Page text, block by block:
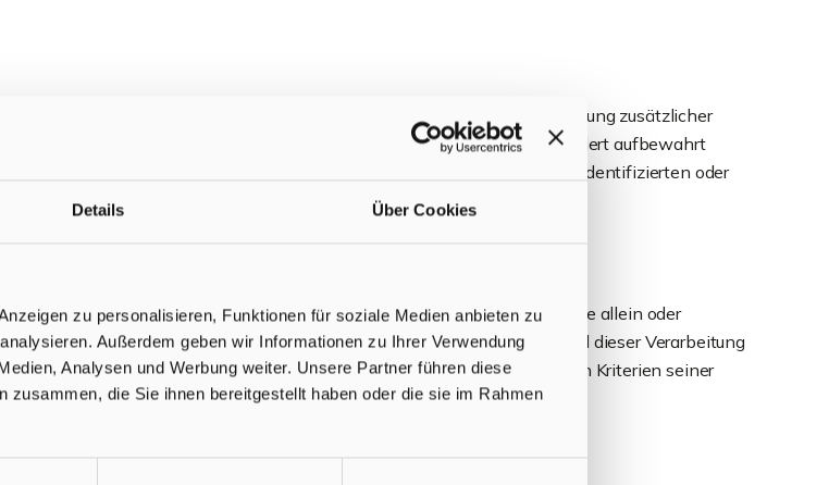
Details Über Cookies
zu personalisieren, Funktionen für soziale Medien anbieten zu
Außerdem geben wir Informationen zu Ihrer Verwendung
Analysen und Werbung weiter. Unsere Partner führen diese
zusammen, die Sie ihnen bereitgestellt haben oder die sie im Rahmen
einer Weise, auf welche die personenbezogenen Daten ohne Hinzuziehung zusätzlicher
werden können, sofern diese zusätzlichen Informationen gesondert aufbewahrt
die gewährleisten, dass die personenbezogenen Daten nicht einer identifizierten oder
oder juristische Person, Behörde, Einrichtung oder andere Stelle, die allein oder
von personenbezogenen Daten entscheidet. Sind die Zwecke und Mittel dieser Verarbeitung
so kann der Verantwortliche beziehungsweise können die bestimmten Kriterien seiner
vorgesehen werden.